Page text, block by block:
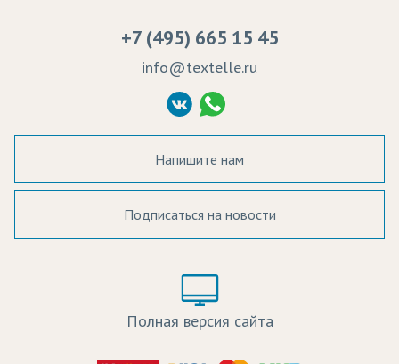
Судебные решения
Политика Конфиденциальности
Согласие на обработку ПД
+7 (495) 665 15 45
info@textelle.ru
Напишите нам
Подписаться на новости
Полная версия сайта